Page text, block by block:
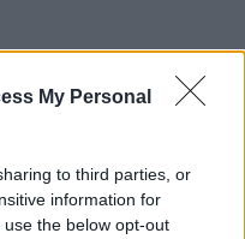
My Personal
to third parties, or
information for
the below opt-out
a saját